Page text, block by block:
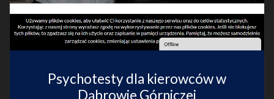
Psychotesty dla kierowców w
Dąbrowie Górniczej